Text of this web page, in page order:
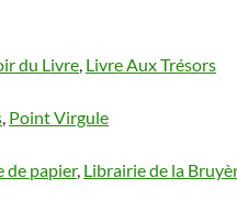
du Livre, Livre Aux Trésors
, Point Virgule
de papier, Librairie de la